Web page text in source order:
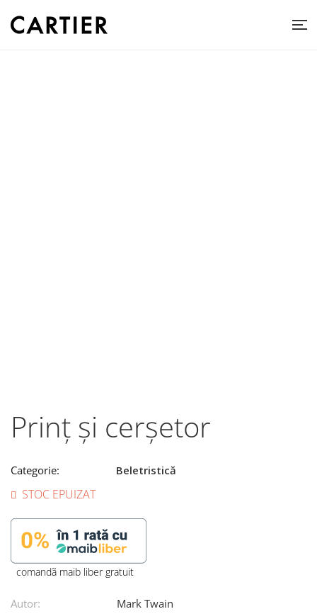
Prinț și cerșetor
Categorie: Beletristică
STOC EPUIZAT
comandã maib liber gratuit
Autor:
Mark Twain